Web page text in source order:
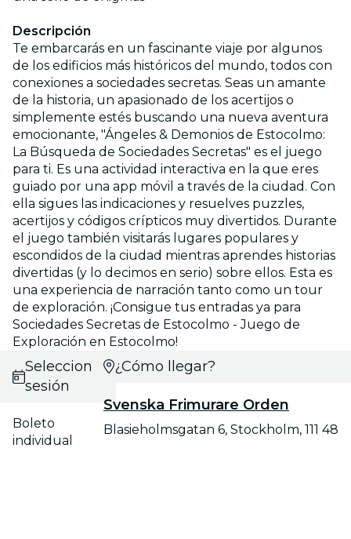
Descripción
Te embarcarás en un fascinante viaje por algunos
de los edificios más históricos del mundo, todos con
conexiones a sociedades secretas. Seas un amante
de la historia, un apasionado de los acertijos o
simplemente estés buscando una nueva aventura
emocionante, "Ángeles & Demonios de Estocolmo:
La Búsqueda de Sociedades Secretas" es el juego
para ti. Es una actividad interactiva en la que eres
guiado por una app móvil a través de la ciudad. Con
ella sigues las indicaciones y resuelves puzzles,
acertijos y códigos crípticos muy divertidos. Durante
el juego también visitarás lugares populares y
escondidos de la ciudad mientras aprendes historias
divertidas (y lo decimos en serio) sobre ellos. Esta es
una experiencia de narración tanto como un tour
de exploración. ¡Consigue tus entradas ya para
Sociedades Secretas de Estocolmo - Juego de
Exploración en Estocolmo!
Selecciona
sesión
Boleto
individual
¿Cómo llegar?
Svenska Frimurare Orden
Blasieholmsgatan 6, Stockholm, 111 48